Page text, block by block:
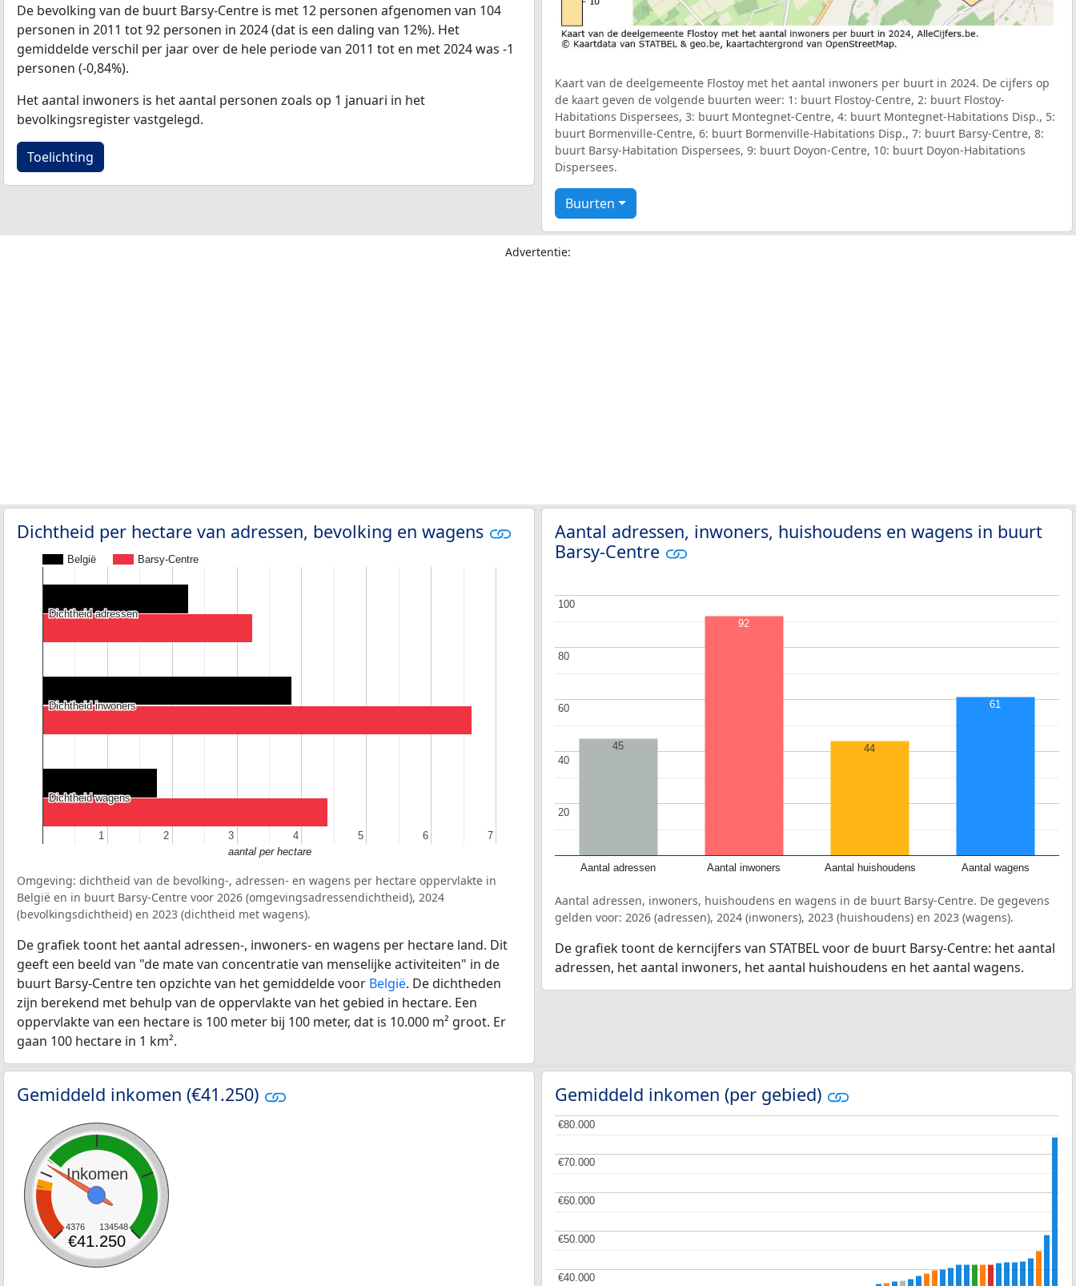
De bevolking van de buurt Barsy-Centre is met 12 personen afgenomen van 104
personen in 2011 tot 92 personen in 2024 (dat is een daling van 12%). Het
gemiddelde verschil per jaar over de hele periode van 2011 tot en met 2024 was -1
personen (-0,84%).
Het aantal inwoners is het aantal personen zoals op 1 januari in het
bevolkingsregister vastgelegd.
Toelichting
Kaart van de deelgemeente Flostoy met het aantal inwoners per buurt in 2024. De cijfers op
de kaart geven de volgende buurten weer: 1: buurt Flostoy-Centre, 2: buurt Flostoy-
Habitations Dispersees, 3: buurt Montegnet-Centre, 4: buurt Montegnet-Habitations Disp., 5:
buurt Bormenville-Centre, 6: buurt Bormenville-Habitations Disp., 7: buurt Barsy-Centre, 8:
buurt Barsy-Habitation Dispersees, 9: buurt Doyon-Centre, 10: buurt Doyon-Habitations
Dispersees.
Buurten
Advertentie:
Dichtheid per hectare van adressen, bevolking en wagens
België Barsy-Centre
1
1 2
2 3
3 4
4 5
5 6
6 7
7
Dichtheid adressen
Dichtheid adressen
Dichtheid inwoners
Dichtheid inwoners
Dichtheid wagens
Dichtheid wagens
aantal per hectare
Omgeving: dichtheid van de bevolking-, adressen- en wagens per hectare oppervlakte in
België en in buurt Barsy-Centre voor 2026 (omgevingsadressendichtheid), 2024
(bevolkingsdichtheid) en 2023 (dichtheid met wagens).
De grafiek toont het aantal adressen-, inwoners- en wagens per hectare land. Dit
geeft een beeld van "de mate van concentratie van menselijke activiteiten" in de
buurt Barsy-Centre ten opzichte van het gemiddelde voor België. De dichtheden
zijn berekend met behulp van de oppervlakte van het gebied in hectare. Een
oppervlakte van een hectare is 100 meter bij 100 meter, dat is 10.000 m² groot. Er
gaan 100 hectare in 1 km².
Aantal adressen, inwoners, huishoudens en wagens in buurt
Barsy-Centre
Aantal adressen Aantal inwoners Aantal huishoudens Aantal wagens
20
20
40
40
60
60
80
80
100
100
45
92
44
61
Aantal adressen, inwoners, huishoudens en wagens in de buurt Barsy-Centre. De gegevens
gelden voor: 2026 (adressen), 2024 (inwoners), 2023 (huishoudens) en 2023 (wagens).
De grafiek toont de kerncijfers van STATBEL voor de buurt Barsy-Centre: het aantal
adressen, het aantal inwoners, het aantal huishoudens en het aantal wagens.
Gemiddeld inkomen (€41.250)
Inkomen
4376 134548
€41.250
Gemiddeld inkomen (per gebied)
€40.000
€40.000
€50.000
€50.000
€60.000
€60.000
€70.000
€70.000
€80.000
€80.000